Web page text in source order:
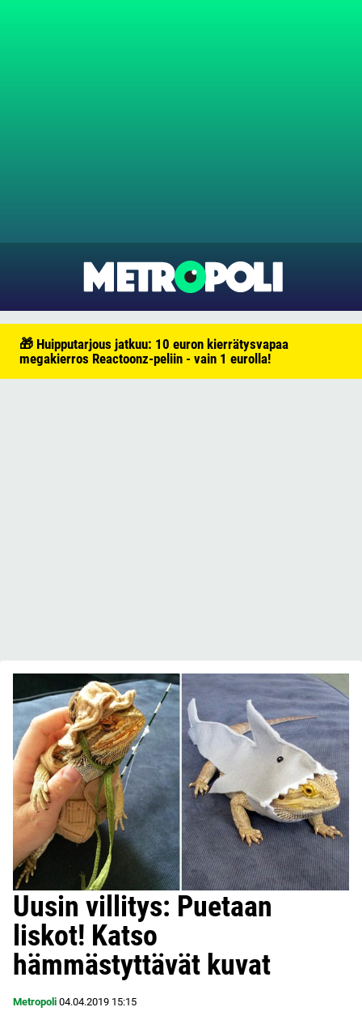
🎁 Huipputarjous jatkuu: 10 euron kierrätysvapaa
megakierros Reactoonz-peliin - vain 1 eurolla!
Uusin villitys: Puetaan
liskot! Katso
hämmästyttävät kuvat
Metropoli 04.04.2019 15:15